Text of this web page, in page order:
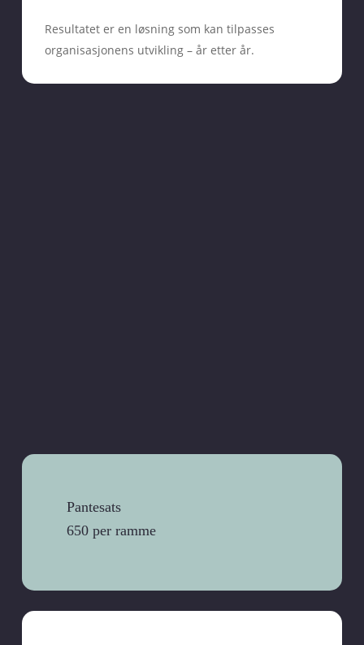
Resultatet er en løsning som kan tilpasses
organisasjonens utvikling – år etter år.
Pantesats
650 per ramme